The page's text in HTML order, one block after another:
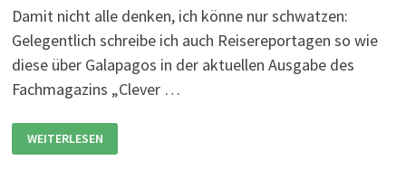
Damit nicht alle denken, ich könne nur schwatzen:
Gelegentlich schreibe ich auch Reisereportagen so wie
diese über Galapagos in der aktuellen Ausgabe des
Fachmagazins „Clever …
REPORTAGE
WEITERLESEN